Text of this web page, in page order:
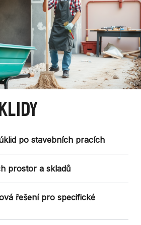
po stavebních pracích
prostor a skladů
řešení pro specifické